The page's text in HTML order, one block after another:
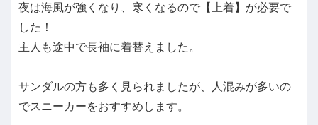
夜は海風が強くなり、寒くなるので【上着】が必要で
した！
主人も途中で長袖に着替えました。
サンダルの方も多く見られましたが、人混みが多いの
でスニーカーをおすすめします。